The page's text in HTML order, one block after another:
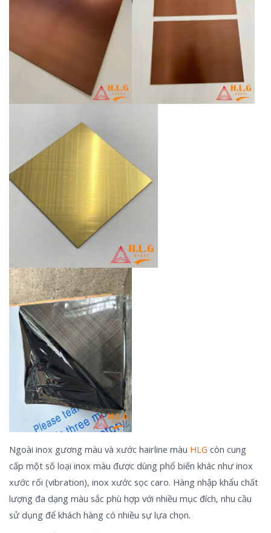
Ngoài inox gương màu và xước hairline màu HLG còn cung
cấp một số loại inox màu được dùng phổ biến khác như inox
xước rối (vibration), inox xước sọc caro. Hàng nhập khẩu chất
lượng đa dạng màu sắc phù hợp với nhiều mục đích, nhu cầu
sử dụng để khách hàng có nhiều sự lựa chọn.